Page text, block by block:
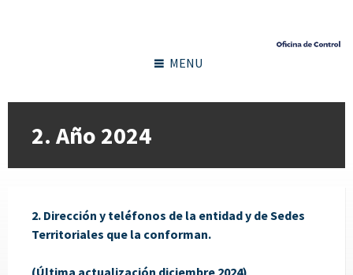
MENU
2. Año 2024
2. Dirección y teléfonos de la entidad y de Sedes
Territoriales que la conforman.
(Última actualización diciembre 2024)